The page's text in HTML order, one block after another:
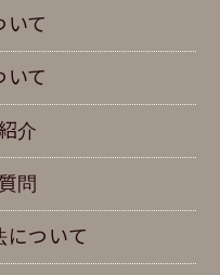
いて
いて
介
問
について